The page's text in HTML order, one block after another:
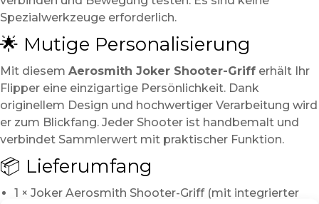
Spezialwerkzeuge erforderlich.
🌟 Mutige Personalisierung
Mit diesem Aerosmith Joker Shooter-Griff erhält Ihr
Flipper eine einzigartige Persönlichkeit. Dank
originellem Design und hochwertiger Verarbeitung wird
er zum Blickfang. Jeder Shooter ist handbemalt und
verbindet Sammlerwert mit praktischer Funktion.
📦 Lieferumfang
1 × Joker Aerosmith Shooter-Griff (mit integrierter